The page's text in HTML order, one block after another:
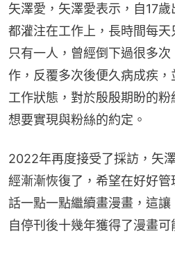
矢澤愛，矢澤愛表示，自17
都灌注在工作上，長時間每
只有一人，曾經倒下過很多
作，反覆多次後便久病成疾
工作狀態，對於殷殷期盼的
想要實現與粉絲的約定。
2022年再度接受了採訪，矢
經漸漸恢復了，希望在好好
話一點一點繼續畫漫畫，這
自停刊後十幾年獲得了漫畫可